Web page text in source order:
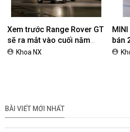
Xem trước Range Rover GT
sẽ ra mắt vào cuối năm
2026Khoa NX
bán
Nam
BÀI VIẾT MỚI NHẤT